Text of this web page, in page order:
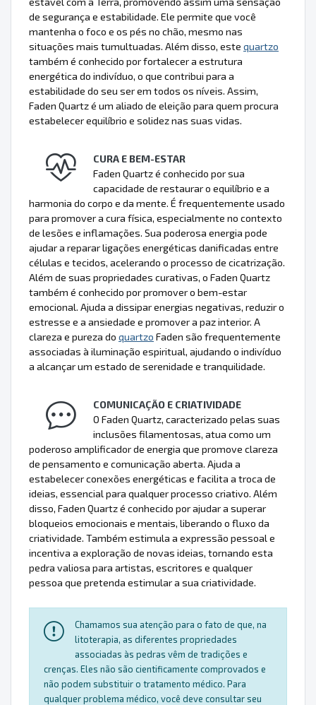
de segurança e estabilidade. Ele permite que você
mantenha o foco e os pés no chão, mesmo nas
situações mais tumultuadas. Além disso, este quartzo
também é conhecido por fortalecer a estrutura
energética do indivíduo, o que contribui para a
estabilidade do seu ser em todos os níveis. Assim,
Faden Quartz é um aliado de eleição para quem procura
estabelecer equilíbrio e solidez nas suas vidas.
CURA E BEM-ESTAR
Faden Quartz é conhecido por sua
capacidade de restaurar o equilíbrio e a
harmonia do corpo e da mente. É frequentemente usado
para promover a cura física, especialmente no contexto
de lesões e inflamações. Sua poderosa energia pode
ajudar a reparar ligações energéticas danificadas entre
células e tecidos, acelerando o processo de cicatrização.
Além de suas propriedades curativas, o Faden Quartz
também é conhecido por promover o bem-estar
emocional. Ajuda a dissipar energias negativas, reduzir o
estresse e a ansiedade e promover a paz interior. A
clareza e pureza do quartzo Faden são frequentemente
associadas à iluminação espiritual, ajudando o indivíduo
a alcançar um estado de serenidade e tranquilidade.
COMUNICAÇÃO E CRIATIVIDADE
O Faden Quartz, caracterizado pelas suas
inclusões filamentosas, atua como um
poderoso amplificador de energia que promove clareza
de pensamento e comunicação aberta. Ajuda a
estabelecer conexões energéticas e facilita a troca de
ideias, essencial para qualquer processo criativo. Além
disso, Faden Quartz é conhecido por ajudar a superar
bloqueios emocionais e mentais, liberando o fluxo da
criatividade. Também estimula a expressão pessoal e
incentiva a exploração de novas ideias, tornando esta
pedra valiosa para artistas, escritores e qualquer
pessoa que pretenda estimular a sua criatividade.
Chamamos sua atenção para o fato de que, na
litoterapia, as diferentes propriedades
associadas às pedras vêm de tradições e
crenças. Eles não são cientificamente comprovados e
não podem substituir o tratamento médico. Para
qualquer problema médico, você deve consultar seu